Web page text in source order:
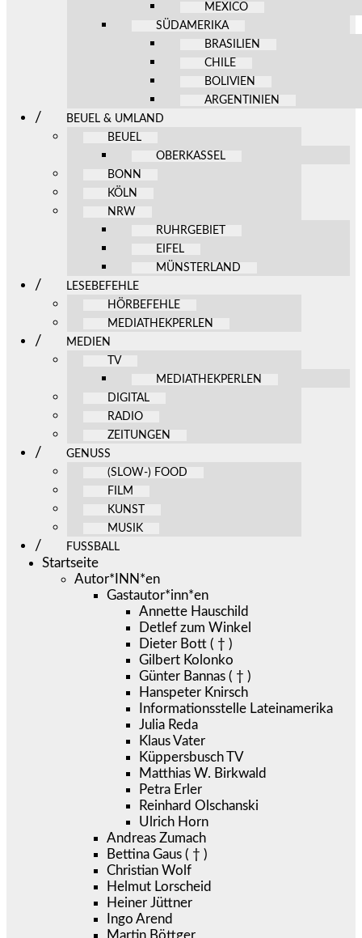
MEXICO
SÜDAMERIKA
BRASILIEN
CHILE
BOLIVIEN
ARGENTINIEN
BEUEL & UMLAND
BEUEL
OBERKASSEL
BONN
KÖLN
NRW
RUHRGEBIET
EIFEL
MÜNSTERLAND
LESEBEFEHLE
HÖRBEFEHLE
MEDIATHEKPERLEN
MEDIEN
TV
MEDIATHEKPERLEN
DIGITAL
RADIO
ZEITUNGEN
GENUSS
(SLOW-) FOOD
FILM
KUNST
MUSIK
FUSSBALL
Startseite
Autor*INN*en
Gastautor*inn*en
Annette Hauschild
Detlef zum Winkel
Dieter Bott ( † )
Gilbert Kolonko
Günter Bannas ( † )
Hanspeter Knirsch
Informationsstelle Lateinamerika
Julia Reda
Klaus Vater
Küppersbusch TV
Matthias W. Birkwald
Petra Erler
Reinhard Olschanski
Ulrich Horn
Andreas Zumach
Bettina Gaus ( † )
Christian Wolf
Helmut Lorscheid
Heiner Jüttner
Ingo Arend
Martin Böttger